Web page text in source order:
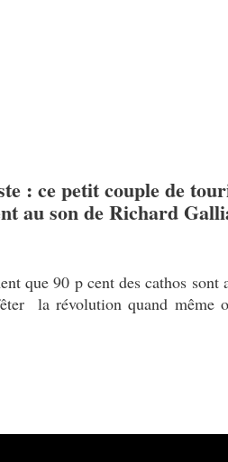
: ce petit couple de
au son de Richard
que 90 p cent des cathos
la révolution quand même